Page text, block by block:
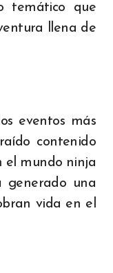
temático que
llena de
eventos más
contenido
el mundo ninja
generado una
vida en el